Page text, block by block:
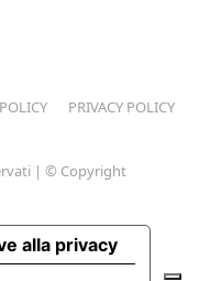
PRIVACY POLICY
| © Copyright
alla privacy